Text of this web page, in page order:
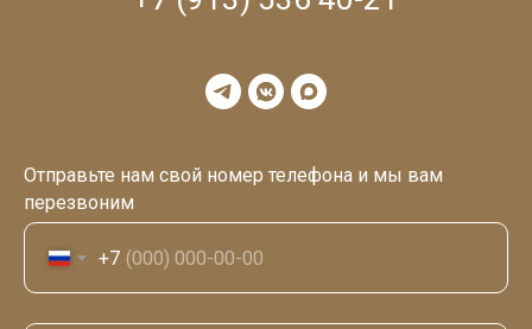
Отправьте нам свой номер телефона и мы вам
перезвоним
+7